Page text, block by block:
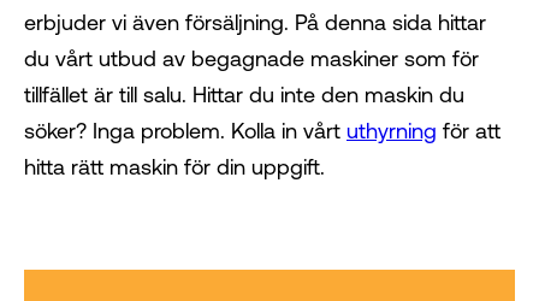
erbjuder vi även försäljning. På denna sida hittar
du vårt utbud av begagnade maskiner som för
tillfället är till salu. Hittar du inte den maskin du
söker? Inga problem. Kolla in vårt uthyrning för att
hitta rätt maskin för din uppgift.